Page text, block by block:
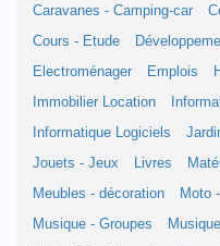
Caravanes - Camping-car
Cours - Etude
Electroménager
Emplois
Immobilier Location
Informatique Logiciels
Jouets - Jeux
Livres
Meubles - décoration
Moto
Musique - Groupes